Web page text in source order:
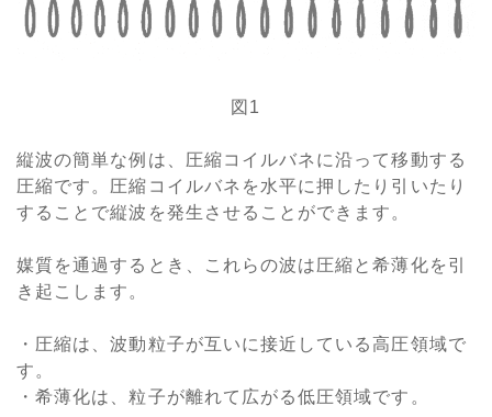
図1
縦波の簡単な例は、圧縮コイルバネに沿って移動する
圧縮です。圧縮コイルバネを水平に押したり引いたり
することで縦波を発生させることができます。
媒質を通過するとき、これらの波は圧縮と希薄化を引
き起こします。
・圧縮は、波動粒子が互いに接近している高圧領域で
す。
・希薄化は、粒子が離れて広がる低圧領域です。